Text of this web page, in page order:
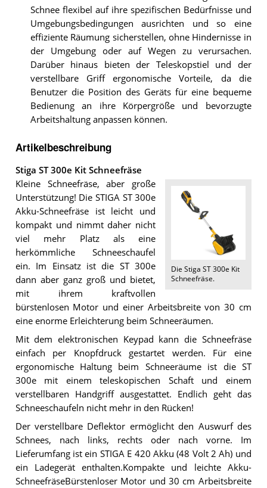
Schnee flexibel auf ihre spezifischen Bedürfnisse und
Umgebungsbedingungen ausrichten und so eine
effiziente Räumung sicherstellen, ohne Hindernisse in
der Umgebung oder auf Wegen zu verursachen.
Darüber hinaus bieten der Teleskopstiel und der
verstellbare Griff ergonomische Vorteile, da die
Benutzer die Position des Geräts für eine bequeme
Bedienung an ihre Körpergröße und bevorzugte
Arbeitshaltung anpassen können.
Artikelbeschreibung
Stiga ST 300e Kit Schneefräse
Die Stiga ST 300e Kit
Schneefräse.
Kleine Schneefräse, aber große
Unterstützung! Die STIGA ST 300e
Akku-Schneefräse ist leicht und
kompakt und nimmt daher nicht
viel mehr Platz als eine
herkömmliche Schneeschaufel
ein. Im Einsatz ist die ST 300e
dann aber ganz groß und bietet,
mit ihrem kraftvollen
bürstenlosen Motor und einer Arbeitsbreite von 30 cm
eine enorme Erleichterung beim Schneeräumen.
Mit dem elektronischen Keypad kann die Schneefräse
einfach per Knopfdruck gestartet werden. Für eine
ergonomische Haltung beim Schneeräume ist die ST
300e mit einem teleskopischen Schaft und einem
verstellbaren Handgriff ausgestattet. Endlich geht das
Schneeschaufeln nicht mehr in den Rücken!
Der verstellbare Deflektor ermöglicht den Auswurf des
Schnees, nach links, rechts oder nach vorne. Im
Lieferumfang ist ein STIGA E 420 Akku (48 Volt 2 Ah) und
ein Ladegerät enthalten.Kompakte und leichte Akku-
SchneefräseBürstenloser Motor und 30 cm Arbeitsbreite